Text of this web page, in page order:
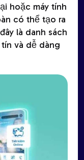
hoặc máy tính
có thể tạo ra
là danh sách
và dễ dàng